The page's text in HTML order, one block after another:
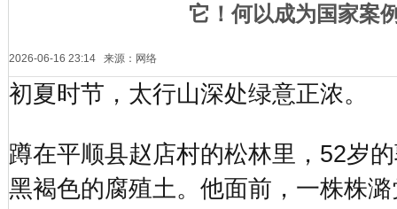
它！何以成为国家案
2026-06-16 23:14 来源：网络
初夏时节，太行山深处绿意正浓。
蹲在平顺县赵店村的松林里，52岁
黑褐色的腐殖土。他面前，一株株